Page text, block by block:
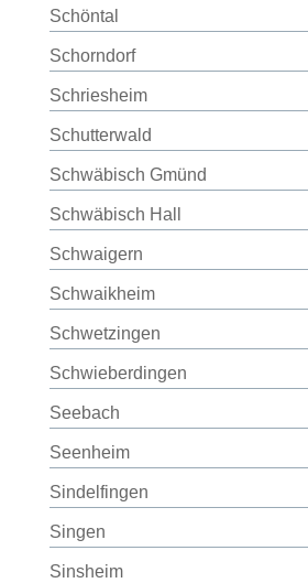
Schöntal
Schorndorf
Schriesheim
Schutterwald
Schwäbisch Gmünd
Schwäbisch Hall
Schwaigern
Schwaikheim
Schwetzingen
Schwieberdingen
Seebach
Seenheim
Sindelfingen
Singen
Sinsheim